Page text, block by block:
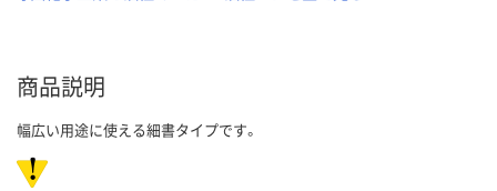
商品説明
幅広い用途に使える細書タイプです。